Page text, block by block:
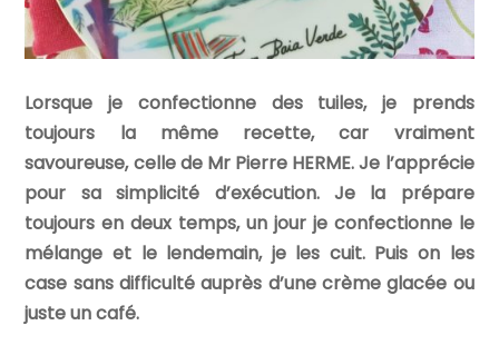
Lorsque je confectionne des tuiles, je prends
toujours la même recette, car vraiment
savoureuse, celle de Mr Pierre HERME. Je l’apprécie
pour sa simplicité d’exécution. Je la prépare
toujours en deux temps, un jour je confectionne le
mélange et le lendemain, je les cuit. Puis on les
case sans difficulté auprès d’une crème glacée ou
juste un café.